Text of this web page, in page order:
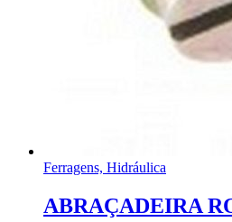
Ferragens, Hidráulica
ABRAÇADEIRA